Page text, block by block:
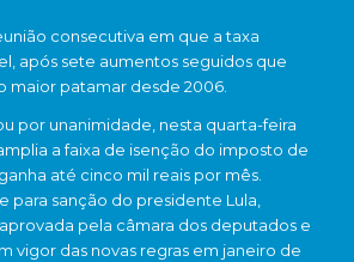
consecutiva em que a taxa
após sete aumentos seguidos que
maior patamar desde 2006.
por unanimidade, nesta quarta-feira
a faixa de isenção do imposto de
até cinco mil reais por mês.
para sanção do presidente Lula,
pela câmara dos deputados e
vigor das novas regras em janeiro de